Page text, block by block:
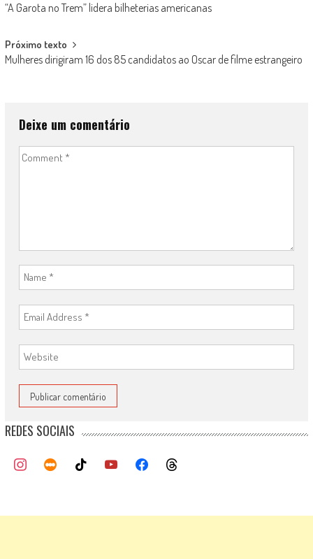
navigation
“A Garota no Trem” lidera bilheterias americanas
Próximo texto
Mulheres dirigiram 16 dos 85 candidatos ao Oscar de filme estrangeiro
Deixe um comentário
REDES SOCIAIS